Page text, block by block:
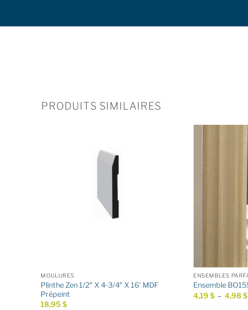
PRODUITS SIMILAIRES
MOULURES
Plinthe Zen 1/2″ X 4-3/4″ X 16′ MDF
Prépeint
18,95$
ENSEMBLES
Ensemble
4,19$ – 4,98$